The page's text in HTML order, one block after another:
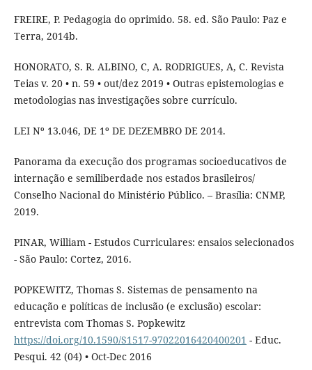
FREIRE, P. Pedagogia do oprimido. 58. ed. São Paulo: Paz e
Terra, 2014b.
HONORATO, S. R. ALBINO, C, A. RODRIGUES, A, C. Revista
Teias v. 20 • n. 59 • out/dez 2019 • Outras epistemologias e
metodologias nas investigações sobre currículo.
LEI Nº 13.046, DE 1º DE DEZEMBRO DE 2014.
Panorama da execução dos programas socioeducativos de
internação e semiliberdade nos estados brasileiros/
Conselho Nacional do Ministério Público. – Brasília: CNMP,
2019.
PINAR, William - Estudos Curriculares: ensaios selecionados
- São Paulo: Cortez, 2016.
POPKEWITZ, Thomas S. Sistemas de pensamento na
educação e políticas de inclusão (e exclusão) escolar:
entrevista com Thomas S. Popkewitz
https://doi.org/10.1590/S1517-97022016420400201 - Educ.
Pesqui. 42 (04) • Oct-Dec 2016